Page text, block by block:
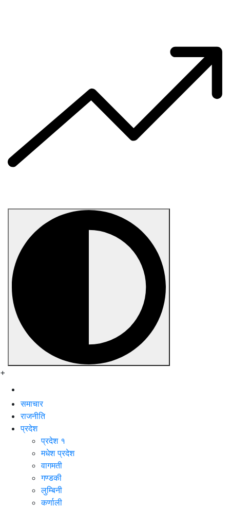
+
समाचार
राजनीति
प्रदेश
प्रदेश १
मधेश प्रदेश
वागमती
गण्डकी
लुम्बिनी
कर्णाली